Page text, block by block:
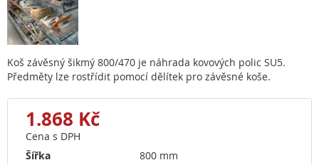
Koš závěsný šikmý 800/470 je náhrada kovových polic SU5.
Předměty lze rostřídit pomocí dělítek pro závěsné koše.
1.868 Kč
Cena s DPH
Šířka
800 mm